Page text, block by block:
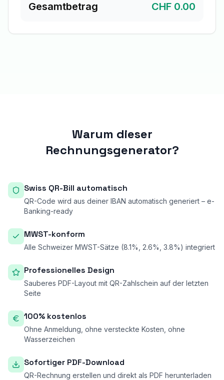
Gesamtbetrag CHF 0.00
Warum dieser
Rechnungsgenerator?
Swiss QR-Bill automatisch
QR-Code wird aus deiner IBAN automatisch generiert – e-
Banking-ready
MWST-konform
Alle Schweizer MWST-Sätze (8.1%, 2.6%, 3.8%) integriert
Professionelles Design
Sauberes PDF-Layout mit QR-Zahlschein auf der letzten
Seite
100% kostenlos
Ohne Anmeldung, ohne versteckte Kosten, ohne
Wasserzeichen
Sofortiger PDF-Download
QR-Rechnung erstellen und direkt als PDF herunterladen